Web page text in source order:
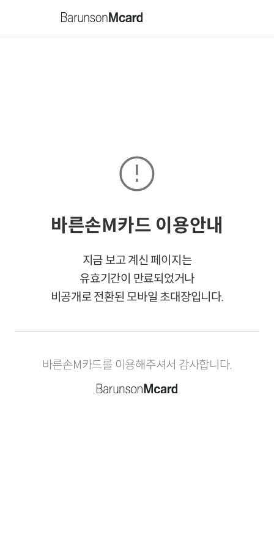
바른손M카드 이용안내
지금 보고 계신 페이지는
유효기간이 만료되었거나
비공개로 전환된 모바일 초대장입니다.
바른손M카드를 이용해주셔서 감사합니다.